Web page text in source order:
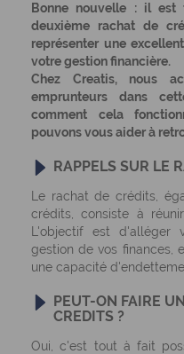
Bonne nouvelle : il
deuxième rachat de
représenter une
votre gestion financière.
Chez Creatis, nous
emprunteurs dans
comment cela
pouvons vous aider à
RAPPELS SUR LE
Le rachat de crédits,
crédits, consiste à
L'objectif est d'alléger
gestion de vos finances,
une capacité
PEUT-ON FAIRE
CREDITS ?
Oui, c'est tout à fait